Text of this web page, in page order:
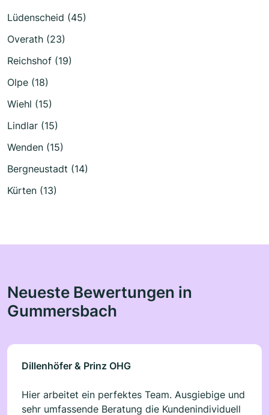
Lüdenscheid (45)
Overath (23)
Reichshof (19)
Olpe (18)
Wiehl (15)
Lindlar (15)
Wenden (15)
Bergneustadt (14)
Kürten (13)
Neueste Bewertungen in
Gummersbach
Dillenhöfer & Prinz OHG
Hier arbeitet ein perfektes Team. Ausgiebige und
sehr umfassende Beratung die Kundenindividuell